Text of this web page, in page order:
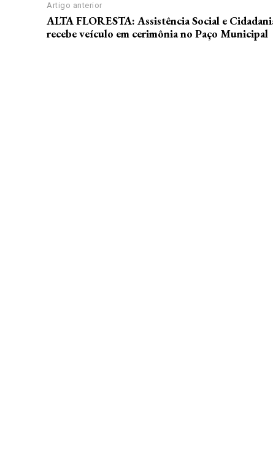
Artigo anterior
ALTA FLORESTA: Assistência Social e
recebe veículo em cerimônia no Paço Municipal